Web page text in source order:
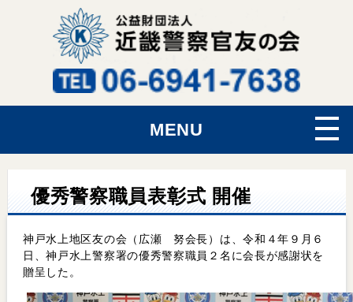
MENU
優秀警察職員表彰式 開催
神戸水上地区友の会（広瀬 努会長）は、令和４年９月６
日、神戸水上警察署の優秀警察職員２名に会長が感謝状を
贈呈した。